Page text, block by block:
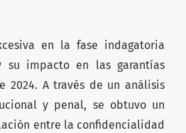
en la fase indagatoria
impacto en las garantías
2024. A través de un análisis
y penal, se obtuvo un
entre la confidencialidad